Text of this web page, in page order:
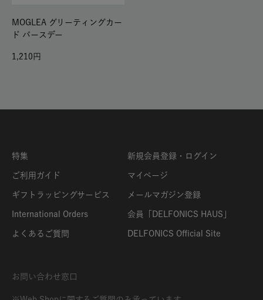
MOGLEA グリーティングカー
ド バースデー
1,210
特集
ご利用ガイド
ギフトラッピングサービス
International Orders
よくあるご質問
新規会員登録・ログイン
マイページ
メールマガジン登録
会員「DELFONICS HAUS」
DELFONICS Official Site
お問い合わせ窓口